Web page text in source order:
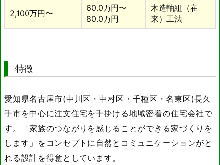
2,100万円〜
60.0万円〜
80.0万円
木造軸組（在
来）工法
特徴
愛知県名古屋市(中川区・中村区・千種区・名東区)長久
手市を中心に注文住宅を手掛ける地域密着の住宅会社で
す。「家族のつながりを感じることができる家づくりを
します」をコンセプトに自然とコミュニケーションがと
れる設計を得意としています。